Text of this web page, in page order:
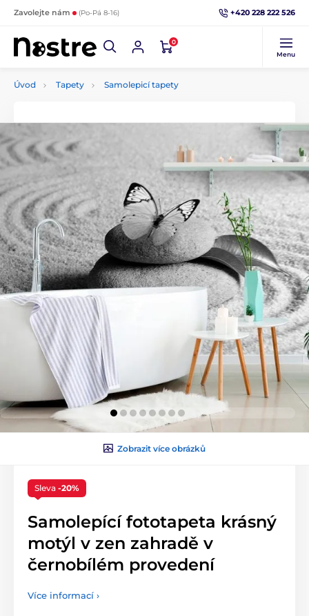
Zavolejte nám (Po-Pá 8-16) +420 228 222 526
0
Menu
Úvod Tapety Samolepicí tapety
Zobrazit více obrázků
Sleva -20%
Samolepící fototapeta krásný
motýl v zen zahradě v
černobílém provedení
Více informací ›